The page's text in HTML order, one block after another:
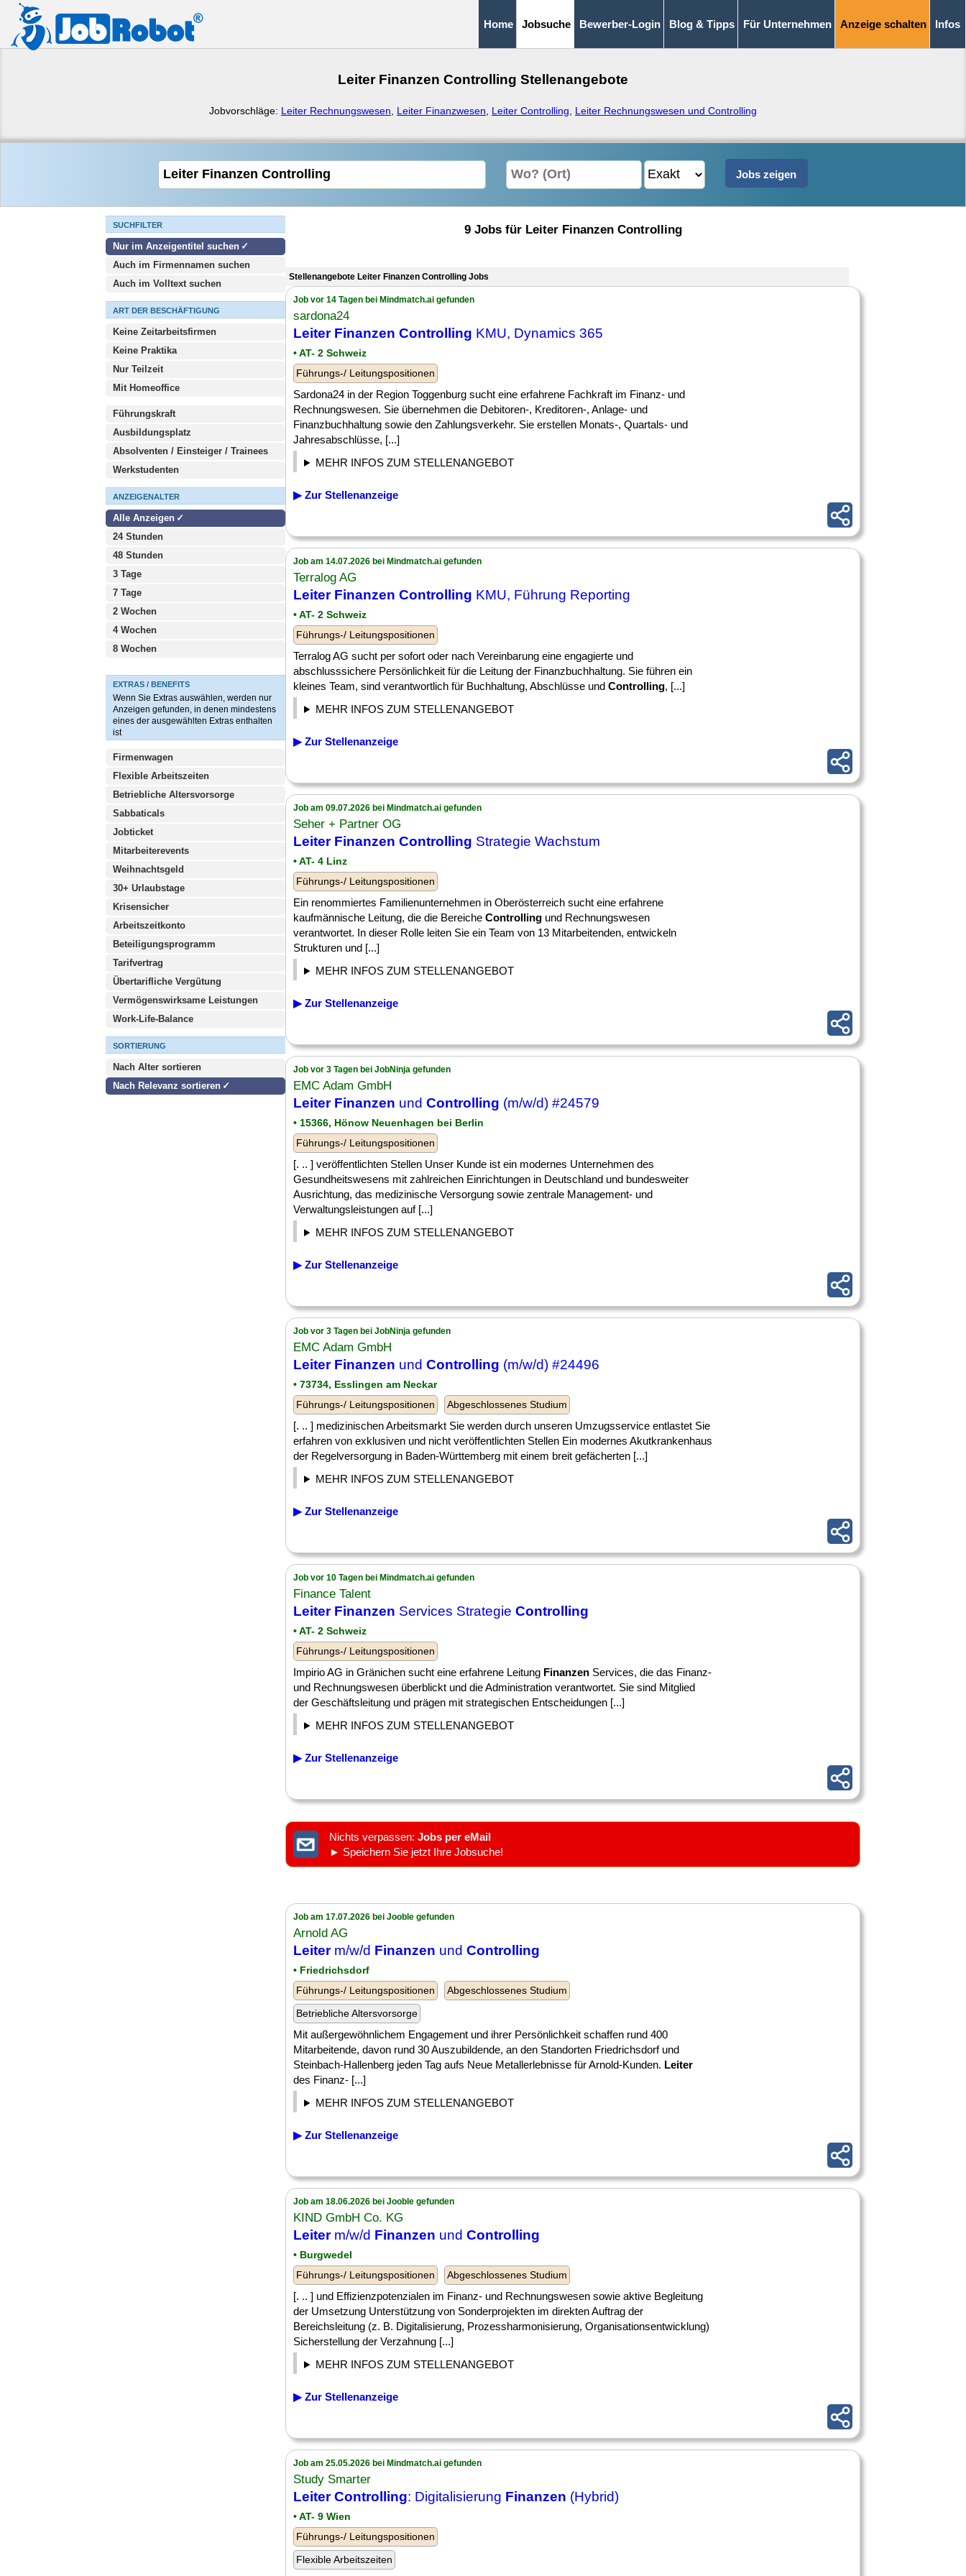
Home Jobsuche Bewerber-Login Blog & Tipps Für Unternehmen Anzeige schalten Infos
Leiter Finanzen Controlling Stellenangebote
Jobvorschläge: Leiter Rechnungswesen Leiter Finanzwesen Leiter Controlling Leiter Rechnungswesen und Controlling
SUCHFILTER
Nur im Anzeigentitel suchen
Auch im Firmennamen suchen
Auch im Volltext suchen
ART DER BESCHÄFTIGUNG
Keine Zeitarbeitsfirmen
Keine Praktika
Nur Teilzeit
Mit Homeoffice
Führungskraft
Ausbildungsplatz
Absolventen / Einsteiger / Trainees
Werkstudenten
ANZEIGENALTER
Alle Anzeigen
24 Stunden
48 Stunden
3 Tage
7 Tage
2 Wochen
4 Wochen
8 Wochen
EXTRAS / BENEFITS
Wenn Sie Extras auswählen, werden nur
Anzeigen gefunden, in denen mindestens
eines der ausgewählten Extras enthalten
ist
Firmenwagen
Flexible Arbeitszeiten
Betriebliche Altersvorsorge
Sabbaticals
Jobticket
Mitarbeiterevents
Weihnachtsgeld
30+ Urlaubstage
Krisensicher
Arbeitszeitkonto
Beteiligungsprogramm
Tarifvertrag
Übertarifliche Vergütung
Vermögenswirksame Leistungen
Work-Life-Balance
SORTIERUNG
Nach Alter sortieren
Nach Relevanz sortieren
9 Jobs für Leiter Finanzen Controlling
Stellenangebote Leiter Finanzen Controlling Jobs
Job vor 14 Tagen bei Mindmatch.ai gefunden
sardona24
Leiter Finanzen Controlling KMU, Dynamics 365
• AT- 2 Schweiz
Führungs-/ Leitungspositionen
Sardona24 in der Region Toggenburg sucht eine erfahrene Fachkraft im Finanz- und
Rechnungswesen. Sie übernehmen die Debitoren-, Kreditoren-, Anlage- und
Finanzbuchhaltung sowie den Zahlungsverkehr. Sie erstellen Monats-, Quartals- und
Jahresabschlüsse, [...]
MEHR INFOS ZUM STELLENANGEBOT
▶ Zur Stellenanzeige
Job am 14.07.2026 bei Mindmatch.ai gefunden
Terralog AG
Leiter Finanzen Controlling KMU, Führung Reporting
• AT- 2 Schweiz
Führungs-/ Leitungspositionen
Terralog AG sucht per sofort oder nach Vereinbarung eine engagierte und
abschlusssichere Persönlichkeit für die Leitung der Finanzbuchhaltung. Sie führen ein
kleines Team, sind verantwortlich für Buchhaltung, Abschlüsse und Controlling, [...]
MEHR INFOS ZUM STELLENANGEBOT
▶ Zur Stellenanzeige
Job am 09.07.2026 bei Mindmatch.ai gefunden
Seher + Partner OG
Leiter Finanzen Controlling Strategie Wachstum
• AT- 4 Linz
Führungs-/ Leitungspositionen
Ein renommiertes Familienunternehmen in Oberösterreich sucht eine erfahrene
kaufmännische Leitung, die die Bereiche Controlling und Rechnungswesen
verantwortet. In dieser Rolle leiten Sie ein Team von 13 Mitarbeitenden, entwickeln
Strukturen und [...]
MEHR INFOS ZUM STELLENANGEBOT
▶ Zur Stellenanzeige
Job vor 3 Tagen bei JobNinja gefunden
EMC Adam GmbH
Leiter Finanzen und Controlling (m/w/d) #24579
• 15366, Hönow Neuenhagen bei Berlin
Führungs-/ Leitungspositionen
[. .. ] veröffentlichten Stellen Unser Kunde ist ein modernes Unternehmen des
Gesundheitswesens mit zahlreichen Einrichtungen in Deutschland und bundesweiter
Ausrichtung, das medizinische Versorgung sowie zentrale Management- und
Verwaltungsleistungen auf [...]
MEHR INFOS ZUM STELLENANGEBOT
▶ Zur Stellenanzeige
Job vor 3 Tagen bei JobNinja gefunden
EMC Adam GmbH
Leiter Finanzen und Controlling (m/w/d) #24496
• 73734, Esslingen am Neckar
Führungs-/ Leitungspositionen
Abgeschlossenes Studium
[. .. ] medizinischen Arbeitsmarkt Sie werden durch unseren Umzugsservice entlastet Sie
erfahren von exklusiven und nicht veröffentlichten Stellen Ein modernes Akutkrankenhaus
der Regelversorgung in Baden-Württemberg mit einem breit gefächerten [...]
MEHR INFOS ZUM STELLENANGEBOT
▶ Zur Stellenanzeige
Job vor 10 Tagen bei Mindmatch.ai gefunden
Finance Talent
Leiter Finanzen Services Strategie Controlling
• AT- 2 Schweiz
Führungs-/ Leitungspositionen
Impirio AG in Gränichen sucht eine erfahrene Leitung Finanzen Services, die das Finanz-
und Rechnungswesen überblickt und die Administration verantwortet. Sie sind Mitglied
der Geschäftsleitung und prägen mit strategischen Entscheidungen [...]
MEHR INFOS ZUM STELLENANGEBOT
▶ Zur Stellenanzeige
Nichts verpassen: Jobs per eMail
► Speichern Sie jetzt Ihre Jobsuche!
Job am 17.07.2026 bei Jooble gefunden
Arnold AG
Leiterm/w/d Finanzen und Controlling
• Friedrichsdorf
Führungs-/ Leitungspositionen
Abgeschlossenes Studium
Betriebliche Altersvorsorge
Mit außergewöhnlichem Engagement und ihrer Persönlichkeit schaffen rund 400
Mitarbeitende, davon rund 30 Auszubildende, an den Standorten Friedrichsdorf und
Steinbach-Hallenberg jeden Tag aufs Neue Metallerlebnisse für Arnold-Kunden. Leiter
des Finanz- [...]
MEHR INFOS ZUM STELLENANGEBOT
▶ Zur Stellenanzeige
Job am 18.06.2026 bei Jooble gefunden
KIND GmbH Co. KG
Leiterm/w/d Finanzen und Controlling
• Burgwedel
Führungs-/ Leitungspositionen
Abgeschlossenes Studium
[. .. ] und Effizienzpotenzialen im Finanz- und Rechnungswesen sowie aktive Begleitung
der Umsetzung Unterstützung von Sonderprojekten im direkten Auftrag der
Bereichsleitung (z. B. Digitalisierung, Prozessharmonisierung, Organisationsentwicklung)
Sicherstellung der Verzahnung [...]
MEHR INFOS ZUM STELLENANGEBOT
▶ Zur Stellenanzeige
Job am 25.05.2026 bei Mindmatch.ai gefunden
Study Smarter
Leiter Controlling: Digitalisierung Finanzen (Hybrid)
• AT- 9 Wien
Führungs-/ Leitungspositionen
Flexible Arbeitszeiten